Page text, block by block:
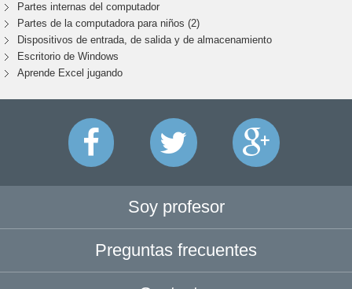
Partes internas del computador
Partes de la computadora para niños (2)
Dispositivos de entrada, de salida y de almacenamiento
Escritorio de Windows
Aprende Excel jugando
Soy profesor
Preguntas frecuentes